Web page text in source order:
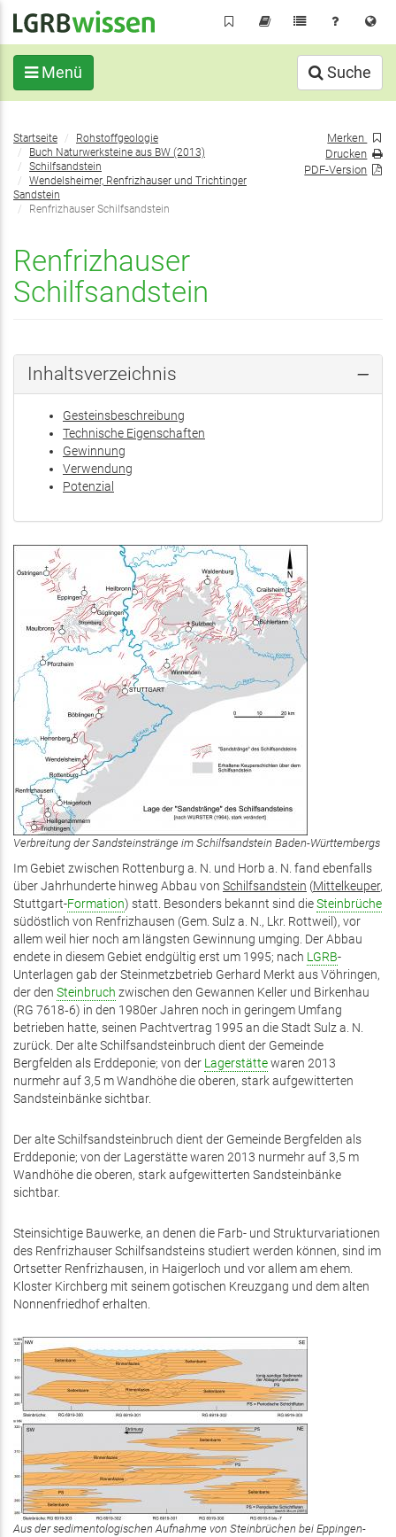
Inhalt
Menü Suche
Sie
befinden
sich
hier:
Startseite
Rohstoffgeologie
Buch Naturwerksteine aus BW (2013)
Schilfsandstein
Wendelsheimer, Renfrizhauser und Trichtinger
Sandstein
Renfrizhauser Schilfsandstein
Renfrizhauser
Schilfsandstein
Merken
Drucken
PDF-Version
Inhaltsverzeichnis
Gesteinsbeschreibung
Technische Eigenschaften
Gewinnung
Verwendung
Potenzial
Verbreitung der Sandsteinstränge im Schilfsandstein Baden-Württembergs
Im Gebiet zwischen Rottenburg a. N. und Horb a. N. fand ebenfalls
über Jahrhunderte hinweg Abbau von Schilfsandstein (Mittelkeuper,
Stuttgart-Formation) statt. Besonders bekannt sind dieSteinbrüche
südöstlich von Renfrizhausen (Gem. Sulz a. N., Lkr. Rottweil), vor
allem weil hier noch am längsten Gewinnung umging. Der Abbau
endete in diesem Gebiet endgültig erst um 1995; nach LGRB-
Unterlagen gab der Steinmetzbetrieb Gerhard Merkt aus Vöhringen,
der den Steinbruch zwischen den Gewannen Keller und Birkenhau
(RG 7618‑6) in den 1980er Jahren noch in geringem Umfang
betrieben hatte, seinen Pachtvertrag 1995 an die Stadt Sulz a. N.
zurück. Der alte Schilfsandsteinbruch dient der Gemeinde
Bergfelden als Erddeponie; von der Lagerstättewaren 2013
nurmehr auf 3,5 m Wandhöhe die oberen, stark aufgewitterten
Sandsteinbänke sichtbar.
Der alte Schilfsandsteinbruch dient der Gemeinde Bergfelden als
Erddeponie; von der Lagerstätte waren 2013 nurmehr auf 3,5 m
Wandhöhe die oberen, stark aufgewitterten Sandsteinbänke
sichtbar.
Steinsichtige Bauwerke, an denen die Farb- und Strukturvariationen
des Renfrizhauser Schilfsandsteins studiert werden können, sind im
Ortsetter Renfrizhausen, in Haigerloch und vor allem am ehem.
Kloster Kirchberg mit seinem gotischen Kreuzgang und dem alten
Nonnenfriedhof erhalten.
Aus der sedimentologischen Aufnahme von Steinbrüchen bei Eppingen-